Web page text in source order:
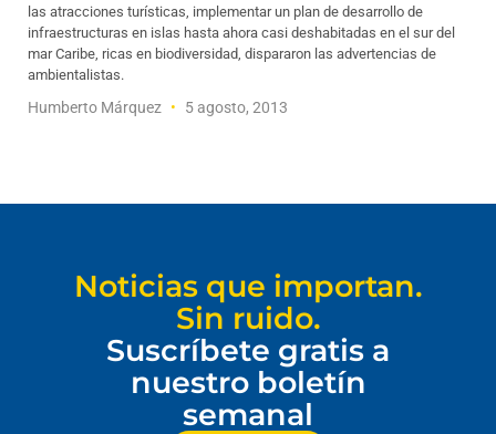
las atracciones turísticas, implementar un plan de desarrollo de
infraestructuras en islas hasta ahora casi deshabitadas en el sur del
mar Caribe, ricas en biodiversidad, dispararon las advertencias de
ambientalistas.
Humberto Márquez 5 agosto, 2013
Noticias que importan.
Sin ruido.
Suscríbete gratis a
nuestro boletín
semanal